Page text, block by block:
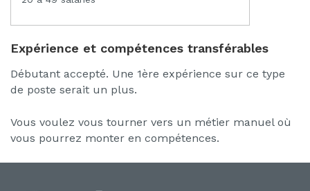
Expérience et compétences transférables
Débutant accepté. Une 1ère expérience sur ce type
de poste serait un plus.
Vous voulez vous tourner vers un métier manuel où
vous pourrez monter en compétences.